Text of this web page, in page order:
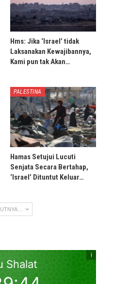
Hms: Jika ‘Israel’ tidak
Laksanakan Kewajibannya,
Kami pun tak Akan…
PALESTINA
Hamas Setujui Lucuti
Senjata Secara Bertahap,
‘Israel’ Dituntut Keluar…
...